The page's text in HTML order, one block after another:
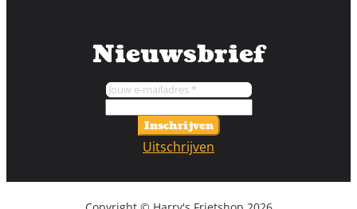
Nieuwsbrief
Inschrijven
Uitschrijven